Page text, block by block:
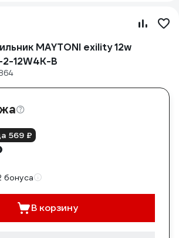
MAYTONI exility 12w
12W4K-B
569 ₽
бонуса
В корзину